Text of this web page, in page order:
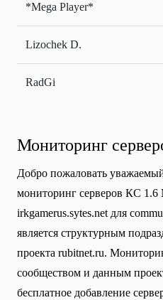
*Mega Player*
Lizochek D.
RadGi
Мониторинг
Добро пожаловать
мониторинг серверов КС 1.6
irkgamerus.sytes.net для
является структурным
проекта rubitnet.ru.
сообществом и данным
бесплатное добавление